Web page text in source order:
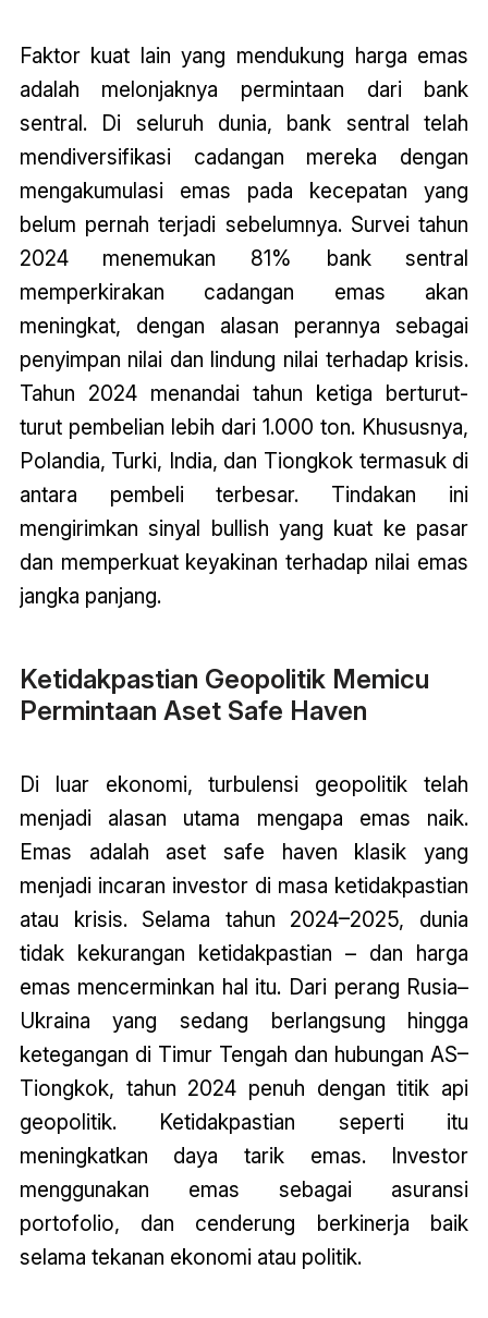
Faktor kuat lain yang mendukung harga emas
adalah melonjaknya permintaan dari bank
sentral. Di seluruh dunia, bank sentral telah
mendiversifikasi cadangan mereka dengan
mengakumulasi emas pada kecepatan yang
belum pernah terjadi sebelumnya. Survei tahun
2024 menemukan 81% bank sentral
memperkirakan cadangan emas akan
meningkat, dengan alasan perannya sebagai
penyimpan nilai dan lindung nilai terhadap krisis.
Tahun 2024 menandai tahun ketiga berturut-
turut pembelian lebih dari 1.000 ton. Khususnya,
Polandia, Turki, India, dan Tiongkok termasuk di
antara pembeli terbesar. Tindakan ini
mengirimkan sinyal bullish yang kuat ke pasar
dan memperkuat keyakinan terhadap nilai emas
jangka panjang.
Ketidakpastian Geopolitik Memicu
Permintaan Aset Safe Haven
Di luar ekonomi, turbulensi geopolitik telah
menjadi alasan utama mengapa emas naik.
Emas adalah aset safe haven klasik yang
menjadi incaran investor di masa ketidakpastian
atau krisis. Selama tahun 2024–2025, dunia
tidak kekurangan ketidakpastian – dan harga
emas mencerminkan hal itu. Dari perang Rusia–
Ukraina yang sedang berlangsung hingga
ketegangan di Timur Tengah dan hubungan AS–
Tiongkok, tahun 2024 penuh dengan titik api
geopolitik. Ketidakpastian seperti itu
meningkatkan daya tarik emas. Investor
menggunakan emas sebagai asuransi
portofolio, dan cenderung berkinerja baik
selama tekanan ekonomi atau politik.